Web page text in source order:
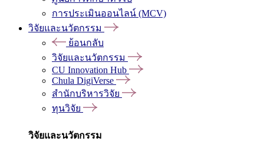
การประเมินออนไลน์ (MCV)
วิจัยและนวัตกรรม
ย้อนกลับ
วิจัยและนวัตกรรม
CU Innovation Hub
Chula DigiVerse
สำนักบริหารวิจัย
ทุนวิจัย
วิจัยและนวัตกรรม